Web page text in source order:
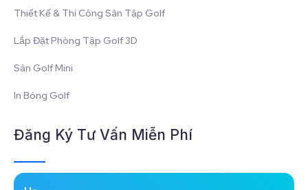
Thiết Kế & Thi Công Sân Tập Golf
Lắp Đặt Phòng Tập Golf 3D
Sân Golf Mini
In Bóng Golf
Đăng Ký Tư Vấn Miễn Phí